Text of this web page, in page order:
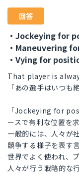
回答
・Jockeying for
・Maneuvering
・Vying for
That player is
「あの選手はいつも
「Jockeying for
ースで有利な位置を
一般的には、人々が
競争する様子を表す
世界でよく使われ、
人々が行う戦略的な